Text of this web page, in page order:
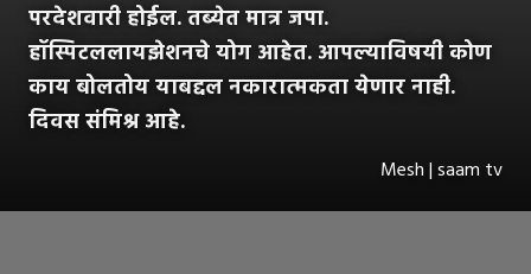
परदेशवारी होईल. तब्येत मात्र जपा.
हॉस्पिटललायझेशनचे योग आहेत. आपल्याविषयी कोण
काय बोलतोय याबद्दल नकारात्मकता येणार नाही.
दिवस संमिश्र आहे.
Mesh | saam tv